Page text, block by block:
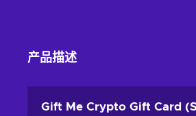
产品描述
Gift Me Crypto Gift Card